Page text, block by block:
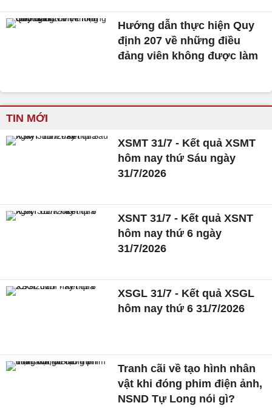
Hướng dẫn thực hiện Quy
định 207 về những điều
đảng viên không được làm
TIN MỚI
XSMT 31/7 - Kết quả XSMT
hôm nay thứ Sáu ngày
31/7/2026
XSNT 31/7 - Kết quả XSNT
hôm nay thứ 6 ngày
31/7/2026
XSGL 31/7 - Kết quả XSGL
hôm nay thứ 6 31/7/2026
Tranh cãi về tạo hình nhân
vật khi đóng phim điện ảnh,
NSND Tự Long nói gì?